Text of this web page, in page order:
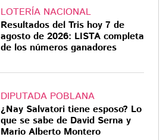
LOTERÍA NACIONAL
Resultados del Tris hoy 7 de
agosto de 2026: LISTA completa
de los números ganadores
DIPUTADA POBLANA
¿Nay Salvatori tiene esposo? Lo
que se sabe de David Serna y
Mario Alberto Montero